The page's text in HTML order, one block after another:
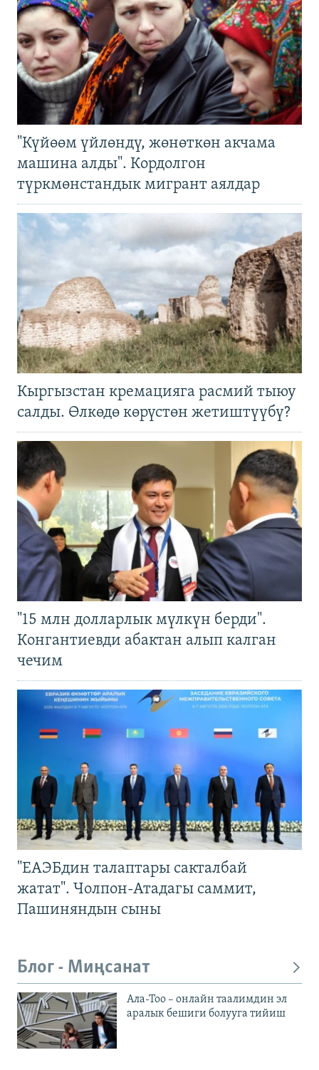
"Күйөөм үйлөндү, жөнөткөн акчама
машина алды". Кордолгон
түркмөнстандык мигрант аялдар
Кыргызстан кремацияга расмий тыюу
салды. Өлкөдө көрүстөн жетиштүүбү?
"15 млн долларлык мүлкүн берди".
Конгантиевди абактан алып калган
чечим
"ЕАЭБдин талаптары сакталбай
жатат". Чолпон-Атадагы саммит,
Пашиняндын сыны
Блог - Миңсанат
Ала-Тоо – онлайн таалимдин эл
аралык бешиги болууга тийиш